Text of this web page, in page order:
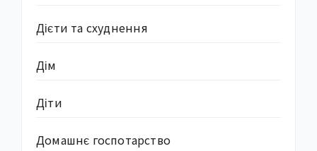
Дієти та схуднення
Дім
Діти
Домашнє госпотарство